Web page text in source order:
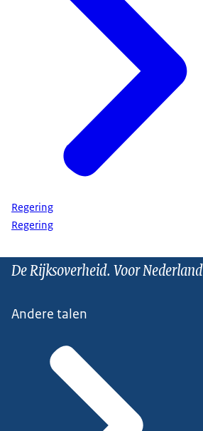
Regering
Regering
De Rijksoverheid. Voor Nederland
Andere talen